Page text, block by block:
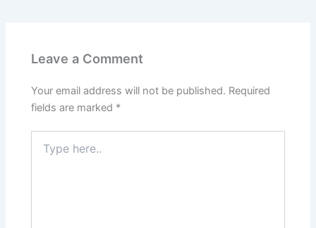
Leave a Comment
Your email address will not be published. Required
fields are marked *
here..